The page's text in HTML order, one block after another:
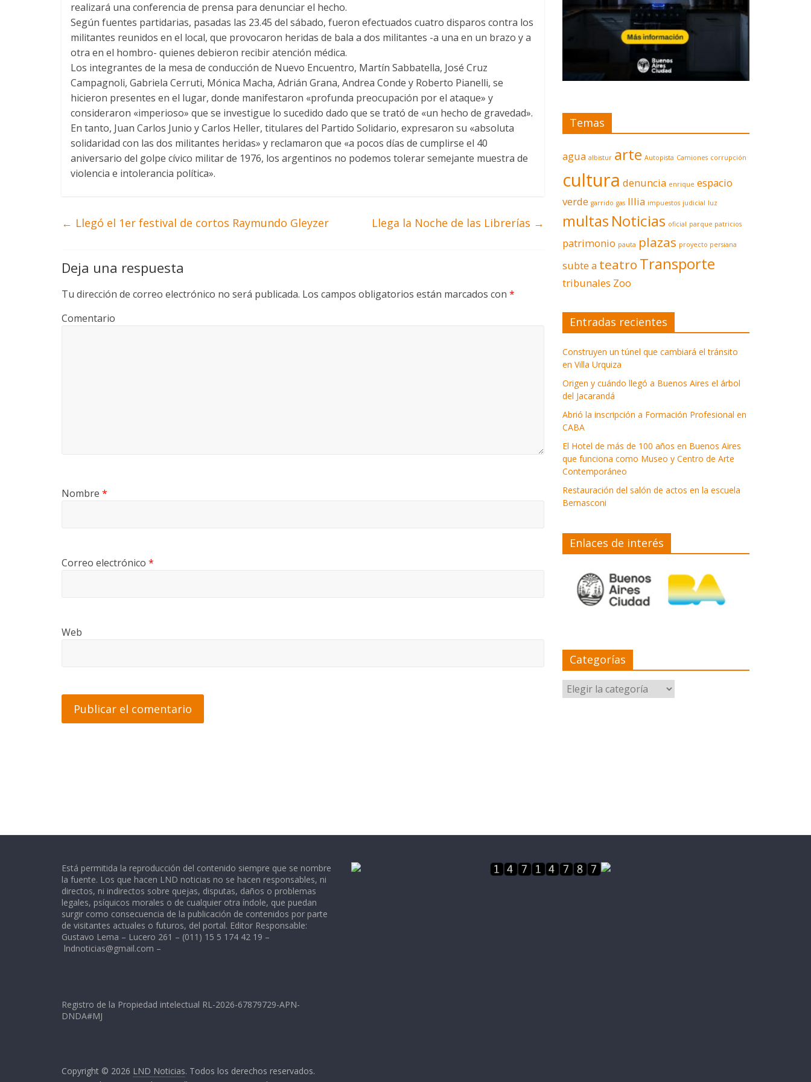
realizará una conferencia de prensa para denunciar el hecho.
Según fuentes partidarias, pasadas las 23.45 del sábado, fueron efectuados cuatro disparos contra los
militantes reunidos en el local, que provocaron heridas de bala a dos militantes -a una en un brazo y a
otra en el hombro- quienes debieron recibir atención médica.
Los integrantes de la mesa de conducción de Nuevo Encuentro, Martín Sabbatella, José Cruz
Campagnoli, Gabriela Cerruti, Mónica Macha, Adrián Grana, Andrea Conde y Roberto Pianelli, se
hicieron presentes en el lugar, donde manifestaron «profunda preocupación por el ataque» y
consideraron «imperioso» que se investigue lo sucedido dado que se trató de «un hecho de gravedad».
En tanto, Juan Carlos Junio y Carlos Heller, titulares del Partido Solidario, expresaron su «absoluta
solidaridad con las dos militantes heridas» y reclamaron que «a pocos días de cumplirse el 40
aniversario del golpe cívico militar de 1976, los argentinos no podemos tolerar semejante muestra de
violencia e intolerancia política».
← Llegó el 1er festival de cortos Raymundo Gleyzer Llega la Noche de las Librerías →
Deja una respuesta
Tu dirección de correo electrónico no será publicada. Los campos obligatorios están marcados con *
Comentario
Nombre *
Correo electrónico *
Web
Temas
agua albistur arte Autopista Camiones corrupción
cultura denuncia enrique espacio
verde garrido gas Illia impuestos judicial luz
multas Noticias oficial parque patricios
patrimonio pauta plazas proyecto persiana
subte a teatro Transporte
tribunales Zoo
Entradas recientes
Construyen un túnel que cambiará el tránsito
en Villa Urquiza
Origen y cuándo llegó a Buenos Aires el árbol
del Jacarandá
Abrió la inscripción a Formación Profesional en
CABA
El Hotel de más de 100 años en Buenos Aires
que funciona como Museo y Centro de Arte
Contemporáneo
Restauración del salón de actos en la escuela
Bernasconi
Enlaces de interés
Categorías
Categorías
Está permitida la reproducción del contenido siempre que se nombre
la fuente. Los que hacen LND noticias no se hacen responsables, ni
directos, ni indirectos sobre quejas, disputas, daños o problemas
legales, psíquicos morales o de cualquier otra índole, que puedan
surgir como consecuencia de la publicación de contenidos por parte
de visitantes actuales o futuros, del portal. Editor Responsable:
Gustavo Lema – Lucero 261 – (011) 15 5 174 42 19 –
lndnoticias@gmail.com –
Registro de la Propiedad intelectual RL-2026-67879729-APN-
DNDA#MJ
Copyright © 2026 LND Noticias. Todos los derechos reservados.